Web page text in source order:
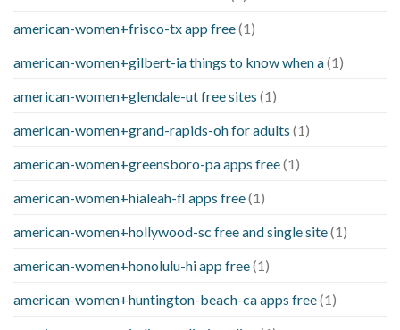
american-women+frisco-tx app free(1)
american-women+gilbert-ia things to know when a(1)
american-women+glendale-ut free sites (1)
american-women+grand-rapids-oh for adults (1)
american-women+greensboro-pa apps free(1)
american-women+hialeah-fl apps free(1)
american-women+hollywood-sc free and single site(1)
american-women+honolulu-hi app free(1)
american-women+huntington-beach-ca apps free(1)